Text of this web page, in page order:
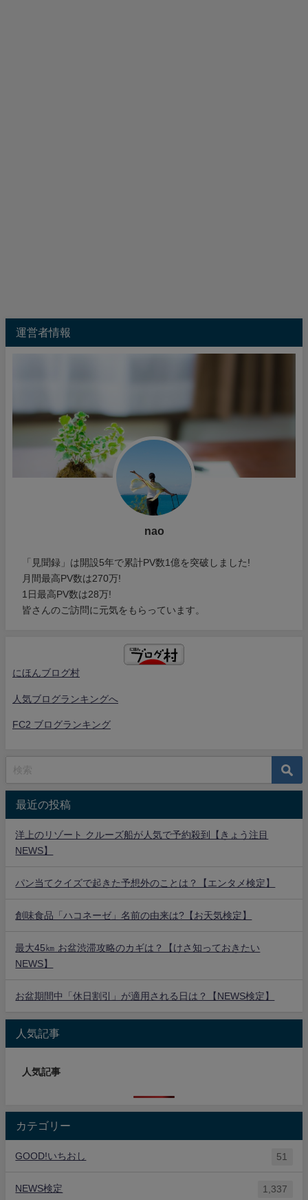
運営者情報
nao
「見聞録」は開設5年で累計PV数1億を突破しました!
月間最高PV数は270万!
1日最高PV数は28万!
皆さんのご訪問に元気をもらっています。
にほんブログ村
人気ブログランキングへ
FC2 ブログランキング
最近の投稿
洋上のリゾート クルーズ船が人気で予約殺到【きょう注目
NEWS】
パン当てクイズで起きた予想外のことは？【エンタメ検定】
創味食品「ハコネーゼ」名前の由来は?【お天気検定】
最大45㎞ お盆渋滞攻略のカギは？【けさ知っておきたい
NEWS】
お盆期間中「休日割引」が適用される日は？【NEWS検定】
人気記事
人気記事
カテゴリー
GOOD!いちおし 51
NEWS検定 1,337